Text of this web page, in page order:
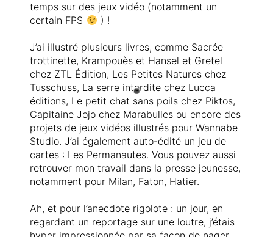
temps sur des jeux vidéo (notamment un
certain FPS
) !
J’ai illustré plusieurs livres, comme Sacrée
trottinette, Krampouès et Hansel et Gretel
chez ZTL Édition, Les Petites Natures chez
Tusschuss, La serre interdite chez Lucca
éditions, Le petit chat sans poils chez Piktos,
Capitaine Jojo chez Marabulles ou encore des
projets de jeux vidéos illustrés pour Wannabe
Studio. J’ai également auto-édité un jeu de
cartes : Les Permanautes. Vous pouvez aussi
retrouver mon travail dans la presse jeunesse,
notamment pour Milan, Faton, Hatier.
Ah, et pour l’anecdote rigolote : un jour, en
regardant un reportage sur une loutre, j’étais